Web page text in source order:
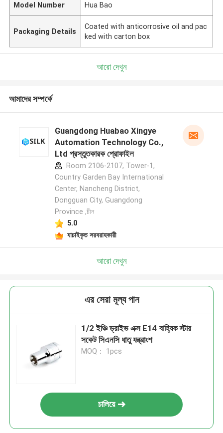
Model Number Hua Bao
Packaging Details
Coated with anticorrosive oil and pac
ked with carton box
আরো দেখুন
আমাদের সম্পর্কে
Guangdong Huabao Xingye
Automation Technology Co.,
Ltd প্রস্তুতকারক প্রোফাইল
Room 2106-2107, Tower-1,
Country Garden Bay International
Center, Nancheng District,
Dongguan City, Guangdong
Province ,চীন
5.0
যাচাইকৃত সরবরাহকারী
আরো দেখুন
এর সেরা মূল্য পান
1/2 ইঞ্চি ড্রাইভ এক্স E14 বাহ্যিক স্টার
সকেট সিএনসি ধাতু যন্ত্রাংশ
MOQ： 1pcs
চালিয়ে